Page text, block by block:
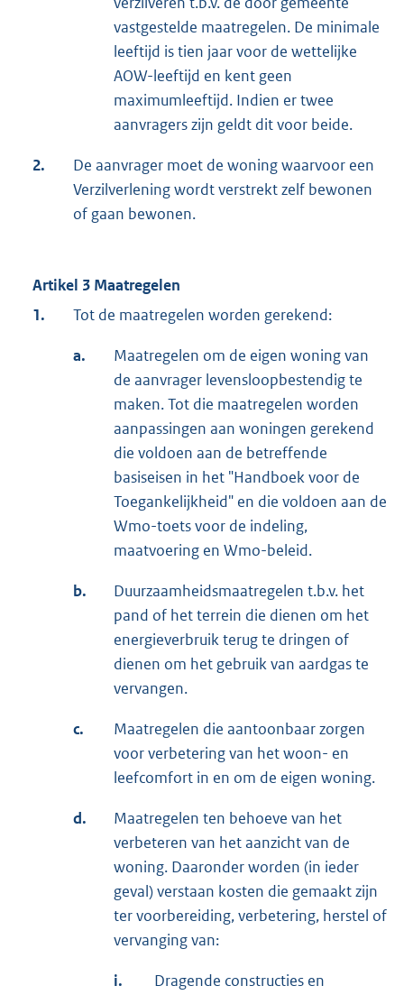
vastgestelde maatregelen. De minimale
leeftijd is tien jaar voor de wettelijke
AOW-leeftijd en kent geen
maximumleeftijd. Indien er twee
aanvragers zijn geldt dit voor beide.
2.
De aanvrager moet de woning waarvoor een
Verzilverlening wordt verstrekt zelf bewonen
of gaan bewonen.
Artikel 3 Maatregelen
1.
Tot de maatregelen worden gerekend:
a.
Maatregelen om de eigen woning van
de aanvrager levensloopbestendig te
maken. Tot die maatregelen worden
aanpassingen aan woningen gerekend
die voldoen aan de betreffende
basiseisen in het "Handboek voor de
Toegankelijkheid" en die voldoen aan de
Wmo-toets voor de indeling,
maatvoering en Wmo-beleid.
b.
Duurzaamheidsmaatregelen t.b.v. het
pand of het terrein die dienen om het
energieverbruik terug te dringen of
dienen om het gebruik van aardgas te
vervangen.
c.
Maatregelen die aantoonbaar zorgen
voor verbetering van het woon- en
leefcomfort in en om de eigen woning.
d.
Maatregelen ten behoeve van het
verbeteren van het aanzicht van de
woning. Daaronder worden (in ieder
geval) verstaan kosten die gemaakt zijn
ter voorbereiding, verbetering, herstel of
vervanging van:
i. Dragende constructies en